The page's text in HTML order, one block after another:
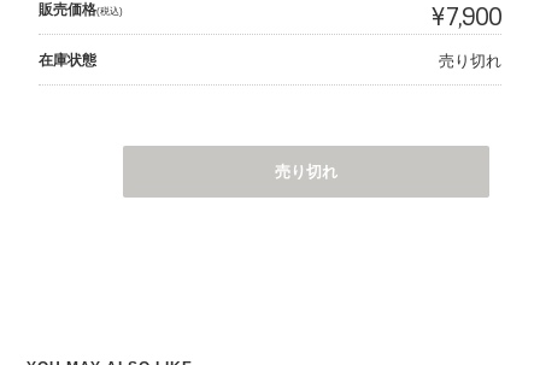
販売価格(税込) ¥7,900
在庫状態 売り切れ
売り切れ